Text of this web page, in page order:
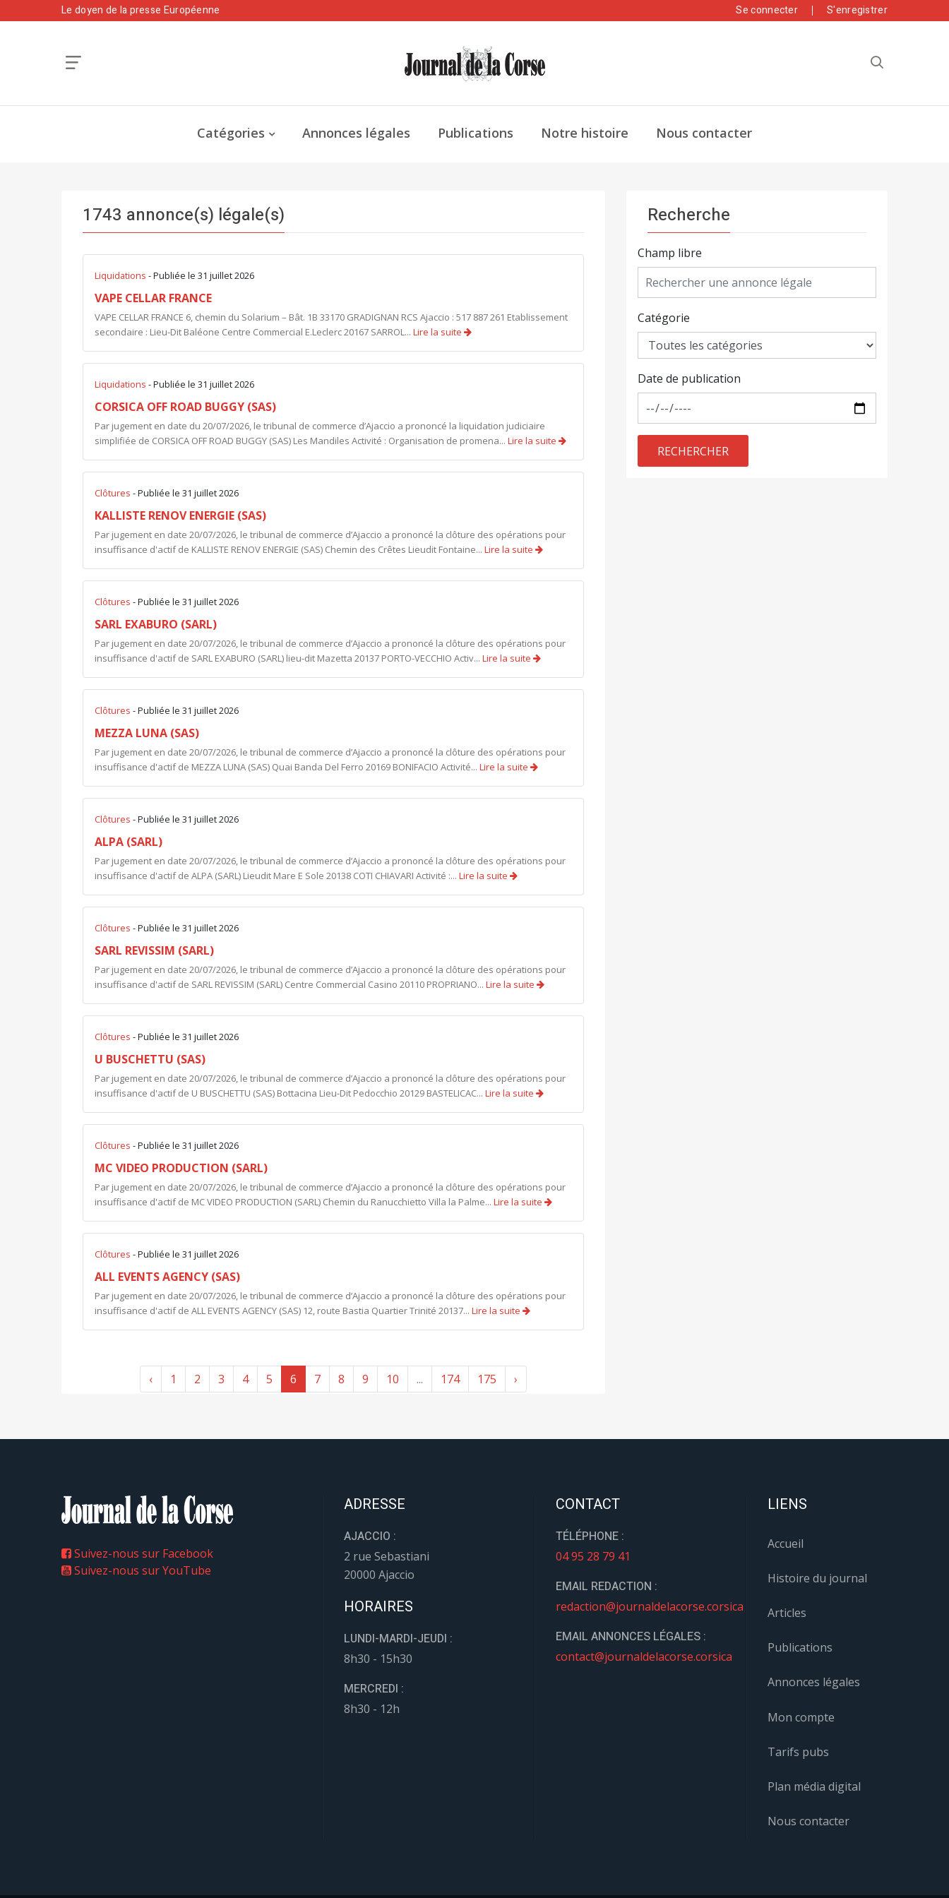
Le doyen de la presse Européenne Se connecter S'enregistrer
Catégories Annonces légales Publications Notre histoire Nous contacter
1743 annonce(s) légale(s)
Liquidations - Publiée le 31 juillet 2026
VAPE CELLAR FRANCE
VAPE CELLAR FRANCE 6, chemin du Solarium – Bât. 1B 33170 GRADIGNAN RCS Ajaccio : 517 887 261 Etablissement
secondaire : Lieu-Dit Baléone Centre Commercial E.Leclerc 20167 SARROL... Lire la suite
Liquidations - Publiée le 31 juillet 2026
CORSICA OFF ROAD BUGGY (SAS)
Par jugement en date du 20/07/2026, le tribunal de commerce d’Ajaccio a prononcé la liquidation judiciaire
simplifiée de CORSICA OFF ROAD BUGGY (SAS) Les Mandiles Activité : Organisation de promena... Lire la suite
Clôtures - Publiée le 31 juillet 2026
KALLISTE RENOV ENERGIE (SAS)
Par jugement en date 20/07/2026, le tribunal de commerce d’Ajaccio a prononcé la clôture des opérations pour
insuffisance d'actif de KALLISTE RENOV ENERGIE (SAS) Chemin des Crêtes Lieudit Fontaine... Lire la suite
Clôtures - Publiée le 31 juillet 2026
SARL EXABURO (SARL)
Par jugement en date 20/07/2026, le tribunal de commerce d’Ajaccio a prononcé la clôture des opérations pour
insuffisance d'actif de SARL EXABURO (SARL) lieu-dit Mazetta 20137 PORTO-VECCHIO Activ... Lire la suite
Clôtures - Publiée le 31 juillet 2026
MEZZA LUNA (SAS)
Par jugement en date 20/07/2026, le tribunal de commerce d’Ajaccio a prononcé la clôture des opérations pour
insuffisance d'actif de MEZZA LUNA (SAS) Quai Banda Del Ferro 20169 BONIFACIO Activité... Lire la suite
Clôtures - Publiée le 31 juillet 2026
ALPA (SARL)
Par jugement en date 20/07/2026, le tribunal de commerce d’Ajaccio a prononcé la clôture des opérations pour
insuffisance d'actif de ALPA (SARL) Lieudit Mare E Sole 20138 COTI CHIAVARI Activité :... Lire la suite
Clôtures - Publiée le 31 juillet 2026
SARL REVISSIM (SARL)
Par jugement en date 20/07/2026, le tribunal de commerce d’Ajaccio a prononcé la clôture des opérations pour
insuffisance d'actif de SARL REVISSIM (SARL) Centre Commercial Casino 20110 PROPRIANO... Lire la suite
Clôtures - Publiée le 31 juillet 2026
U BUSCHETTU (SAS)
Par jugement en date 20/07/2026, le tribunal de commerce d’Ajaccio a prononcé la clôture des opérations pour
insuffisance d'actif de U BUSCHETTU (SAS) Bottacina Lieu-Dit Pedocchio 20129 BASTELICAC... Lire la suite
Clôtures - Publiée le 31 juillet 2026
MC VIDEO PRODUCTION (SARL)
Par jugement en date 20/07/2026, le tribunal de commerce d’Ajaccio a prononcé la clôture des opérations pour
insuffisance d'actif de MC VIDEO PRODUCTION (SARL) Chemin du Ranucchietto Villa la Palme... Lire la suite
Clôtures - Publiée le 31 juillet 2026
ALL EVENTS AGENCY (SAS)
Par jugement en date 20/07/2026, le tribunal de commerce d’Ajaccio a prononcé la clôture des opérations pour
insuffisance d'actif de ALL EVENTS AGENCY (SAS) 12, route Bastia Quartier Trinité 20137... Lire la suite
‹ 1 2 3 4 5 6 7 8 9 10 ... 174 175 ›
Recherche
Champ libre
Catégorie
Date de publication
RECHERCHER
Suivez-nous sur Facebook
Suivez-nous sur YouTube
ADRESSE
AJACCIO :
2 rue Sebastiani
20000 Ajaccio
HORAIRES
LUNDI-MARDI-JEUDI :
8h30 - 15h30
MERCREDI :
8h30 - 12h
CONTACT
TÉLÉPHONE :
04 95 28 79 41
EMAIL REDACTION :
redaction@journaldelacorse.corsica
EMAIL ANNONCES LÉGALES :
contact@journaldelacorse.corsica
LIENS
Accueil
Histoire du journal
Articles
Publications
Annonces légales
Mon compte
Tarifs pubs
Plan média digital
Nous contacter